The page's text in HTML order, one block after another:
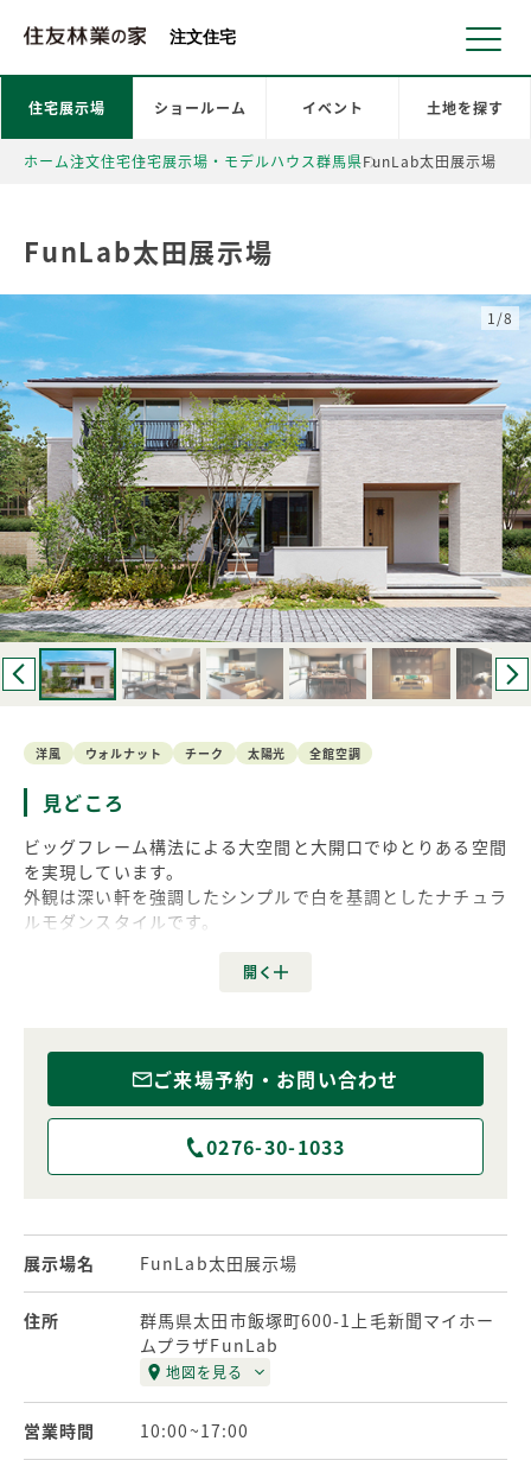
注文住宅
ホーム注文住宅住宅展示場・モデルハウス群馬県FunLab太田展示場
住宅展示場 ショールーム イベント 土地を探す
FunLab太田展示場
1/8
洋風 ウォルナット チーク 太陽光 全館空調
見どころ
ビッグフレーム構法による大空間と大開口でゆとりある空間
を実現しています。
外観は深い軒を強調したシンプルで白を基調としたナチュラ
ルモダンスタイルです。
内外に一体感があるプランをご提案し展示場会場全体のコン
ご来場予約・お問い合わせ
0276-30-1033
展示場名 FunLab太田展示場
住所
群馬県太田市飯塚町600-1上毛新聞マイホー
ムプラザFunLab
地図を見る
営業時間 10:00~17:00